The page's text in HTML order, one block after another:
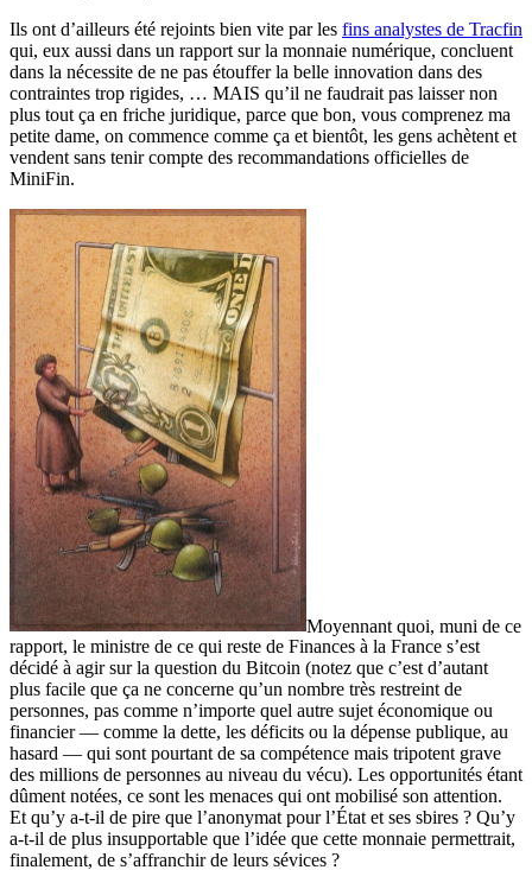
Ils ont d’ailleurs été rejoints bien vite par les fins analystes de Tracfin
qui, eux aussi dans un rapport sur la monnaie numérique, concluent
dans la nécessite de ne pas étouffer la belle innovation dans des
contraintes trop rigides, … MAIS qu’il ne faudrait pas laisser non
plus tout ça en friche juridique, parce que bon, vous comprenez ma
petite dame, on commence comme ça et bientôt, les gens achètent et
vendent sans tenir compte des recommandations officielles de
MiniFin.
Moyennant quoi, muni de ce
rapport, le ministre de ce qui reste de Finances à la France s’est
décidé à agir sur la question du Bitcoin (notez que c’est d’autant
plus facile que ça ne concerne qu’un nombre très restreint de
personnes, pas comme n’importe quel autre sujet économique ou
financier — comme la dette, les déficits ou la dépense publique, au
hasard — qui sont pourtant de sa compétence mais tripotent grave
des millions de personnes au niveau du vécu). Les opportunités étant
dûment notées, ce sont les menaces qui ont mobilisé son attention.
Et qu’y a-t-il de pire que l’anonymat pour l’État et ses sbires ? Qu’y
a-t-il de plus insupportable que l’idée que cette monnaie permettrait,
finalement, de s’affranchir de leurs sévices ?